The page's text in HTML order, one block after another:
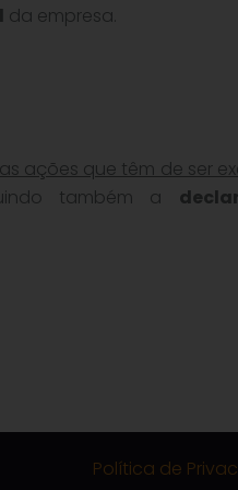
da empresa.
ações que têm de ser
também a
Política de